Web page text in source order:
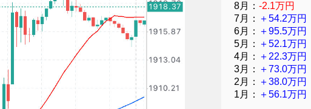
8月： -2.1万円
7月： ＋54.2万円
6月： ＋95.5万円
5月： ＋52.1万円
4月： ＋22.3万円
3月： ＋73.0万円
2月： ＋38.0万円
1月： ＋56.1万円